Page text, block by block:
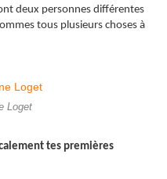
deux personnes différentes
tous plusieurs choses à
Loget
tes premières